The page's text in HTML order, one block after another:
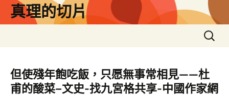
真理的切片
搜
尋
鍵
字:
但使殘年飽吃飯，只愿無事常相見——杜
甫的酸菜–文史-找九宮格共享-中國作家網